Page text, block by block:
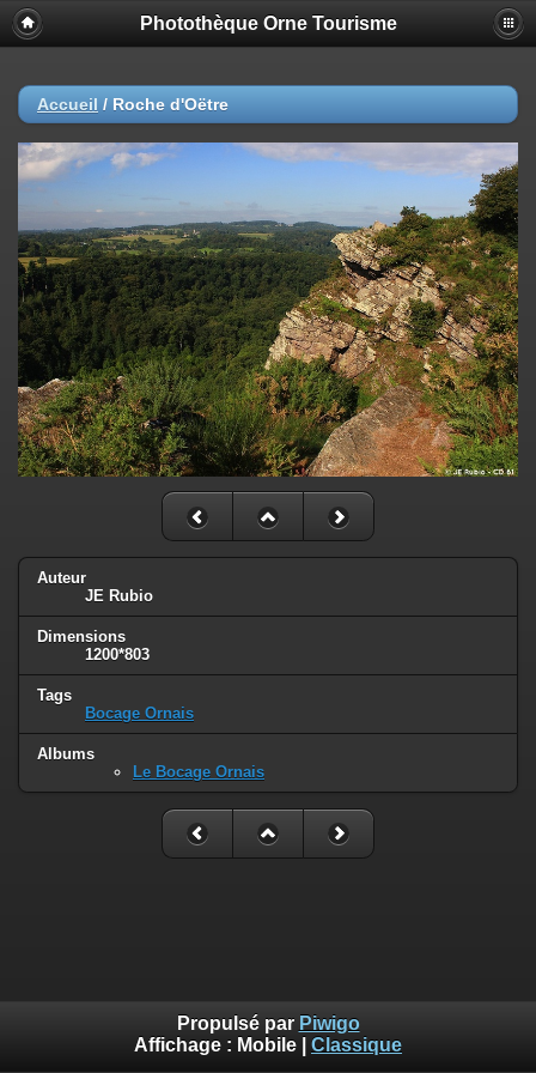
Photothèque Orne Tourisme
Accueil / Roche d'Oëtre
Auteur
JE Rubio
Dimensions
1200*803
Tags
Bocage Ornais
Albums
Le Bocage Ornais
Propulsé par Piwigo
Affichage : Mobile Classique